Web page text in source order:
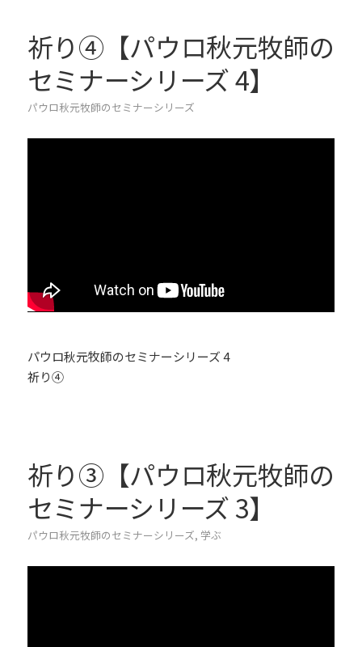
祈り④【パウロ秋元牧師の
セミナーシリーズ 4】
パウロ秋元牧師のセミナーシリーズ
パウロ秋元牧師のセミナーシリーズ 4
祈り④
祈り③【パウロ秋元牧師の
セミナーシリーズ 3】
パウロ秋元牧師のセミナーシリーズ, 学ぶ